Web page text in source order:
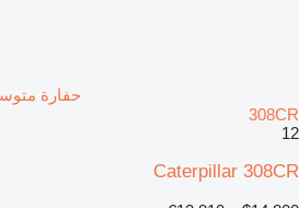
308CR
12
Caterpillar 308CR